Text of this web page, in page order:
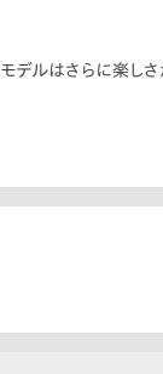
彼女から結婚を知
まるCR-Vがある
デルはさらに楽し